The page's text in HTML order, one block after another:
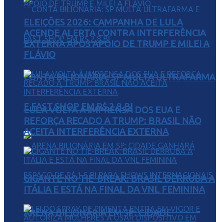
CONTA BILIONÁRIA: SP MULTA ULTRAFARMA
E FAST SHOP EM R$ 2,8 BI
ARENA BILIONÁRIA EM SP: CIDADE
ELEIÇÕES 2026: CAMPANHA DE LULA
ACENDE ALERTA CONTRA INTERFERÊNCIA
EXTERNA APÓS APOIO DE TRUMP E MILEI A
FLÁVIO
LULA VOLTA À IMPRENSA DOS EUA E
REFORÇA RECADO A TRUMP: BRASIL NÃO
ACEITA INTERFERÊNCIA EXTERNA
GIGANTE NO TIE-BREAK: BRASIL DERRUBA A
ITÁLIA E ESTÁ NA FINAL DA VNL FEMININA